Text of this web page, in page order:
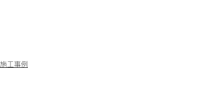
施工事例